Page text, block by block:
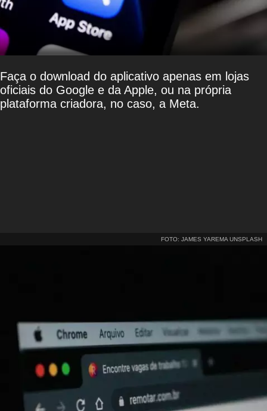
Faça o download do aplicativo apenas em lojas
oficiais do Google e da Apple, ou na própria
plataforma criadora, no caso, a Meta.
FOTO: JAMES YAREMA UNSPLASH